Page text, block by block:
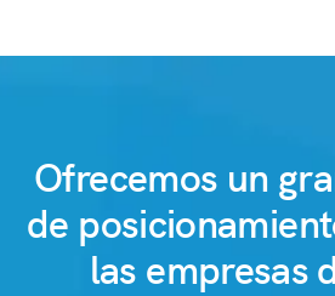
Ofrecemos un
de
las empresas